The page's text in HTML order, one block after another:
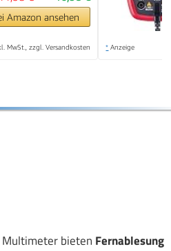
Amazon ansehen
MwSt., zzgl. Versandkosten * Anzeige
bieten Fernablesung